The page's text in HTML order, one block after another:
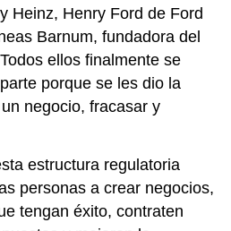
Heinz, Henry Ford de Ford
Barnum, fundadora del
ellos finalmente se
porque se les dio la
negocio, fracasar y
estructura regulatoria
personas a crear negocios,
tengan éxito, contraten